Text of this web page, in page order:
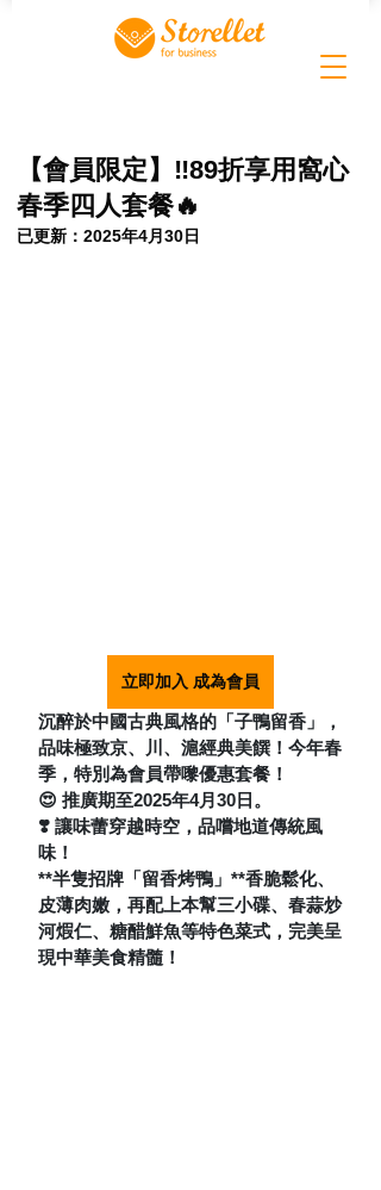
【會員限定】‼️89折享用窩心
春季四人套餐🔥
已更新： 2025年4月30日
立即加入 成為會員
沉醉於中國古典風格的「子鴨留香」，
品味極致京、川、滬經典美饌！今年春
季，特別為會員帶嚟優惠套餐！
😍 推廣期至2025年4月30日。
❣️ 讓味蕾穿越時空，品嚐地道傳統風
味！
**半隻招牌「留香烤鴨」**香脆鬆化、
皮薄肉嫩，再配上本幫三小碟、春蒜炒
河煆仁、糖醋鮮魚等特色菜式，完美呈
現中華美食精髓！